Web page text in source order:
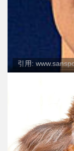
引用: